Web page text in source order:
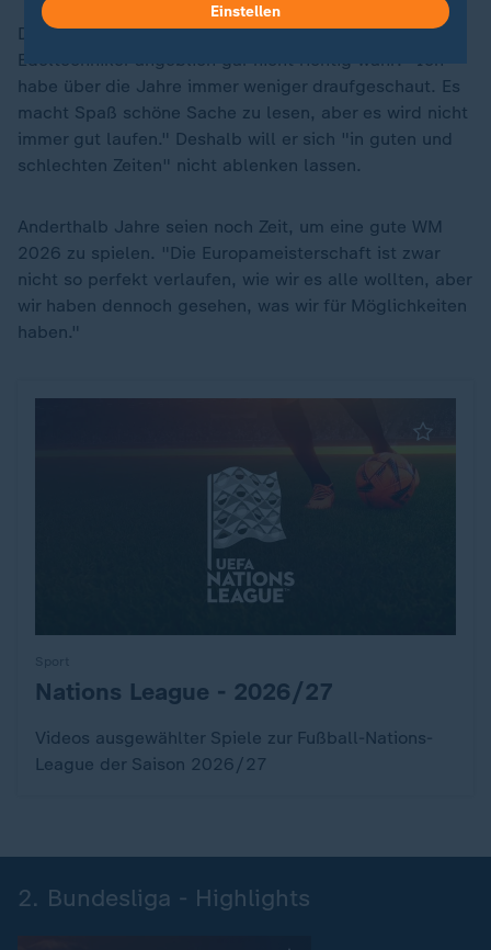
Die vielen Lobeshymnen dieser Tage nimmt der
Edeltechniker angeblich gar nicht richtig wahr: "Ich
habe über die Jahre immer weniger draufgeschaut. Es
macht Spaß schöne Sache zu lesen, aber es wird nicht
immer gut laufen." Deshalb will er sich "in guten und
schlechten Zeiten" nicht ablenken lassen.
Anderthalb Jahre seien noch Zeit, um eine gute WM
2026 zu spielen. "Die Europameisterschaft ist zwar
nicht so perfekt verlaufen, wie wir es alle wollten, aber
wir haben dennoch gesehen, was wir für Möglichkeiten
haben."
:Nations League - 2026/27
Videos ausgewählter Spiele zur Fußball-Nations-
League der Saison 2026/27
2. Bundesliga - Highlights
Einstellen